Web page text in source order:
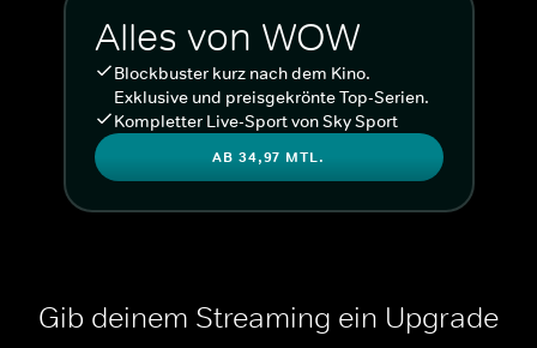
Alles von WOW
Blockbuster kurz nach dem Kino.
Exklusive und preisgekrönte Top-Serien.
Kompletter Live-Sport von Sky Sport
AB 34,97 MTL.
Gib deinem Streaming ein Upgrade